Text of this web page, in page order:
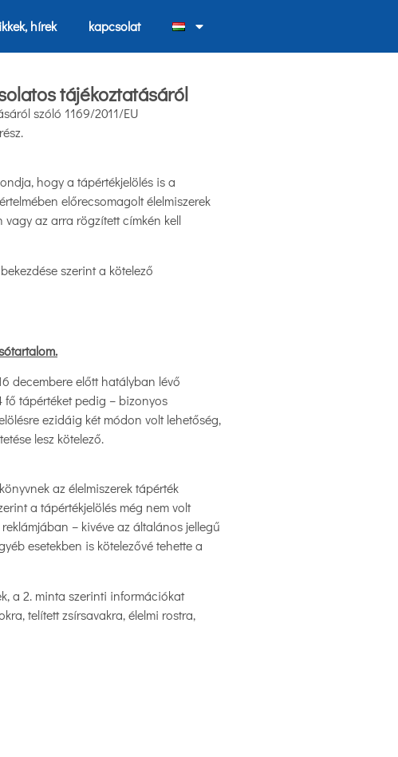
hírek kapcsolat
tájékoztatásáról
szóló 1169/2011/EU
hogy a tápértékjelölés is a
előrecsomagolt élelmiszerek
vagy az arra rögzített címkén kell
szerint a kötelező
decembere előtt hatályban lévő
fő tápértéket pedig – bizonyos
ezidáig két módon volt lehetőség,
lesz kötelező.
az élelmiszerek tápérték
a tápértékjelölés még nem volt
– kivéve az általános jellegű
esetekben is kötelezővé tehette a
a 2. minta szerinti információkat
telített zsírsavakra, élelmi rostra,